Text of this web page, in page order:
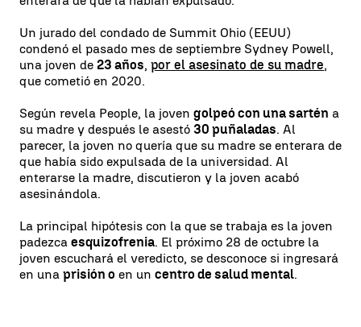
Un jurado del condado de Summit Ohio (EEUU)
condenó el pasado mes de septiembre Sydney Powell,
una joven de 23 años, por el asesinato de su madre,
que cometió en 2020.
Según revela People, la joven golpeó con una sartén a
su madre y después le asestó 30 puñaladas. Al
parecer, la joven no quería que su madre se enterara de
que había sido expulsada de la universidad. Al
enterarse la madre, discutieron y la joven acabó
asesinándola.
La principal hipótesis con la que se trabaja es la joven
padezca esquizofrenia. El próximo 28 de octubre la
joven escuchará el veredicto, se desconoce si ingresará
en una prisión o en un centro de salud mental.